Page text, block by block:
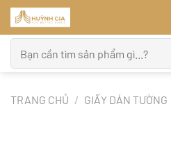
Bỏ
qua
nội
dung
kiếm:
TRANG CHỦ / GIẤY DÁN TƯỜNG